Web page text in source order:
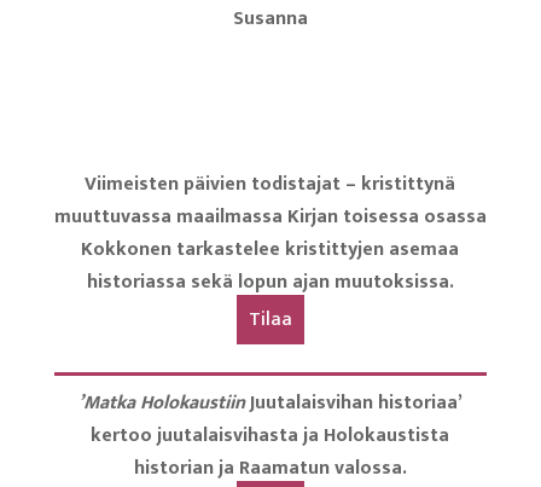
Susanna
Viimeisten päivien todistajat – kristittynä
muuttuvassa maailmassa Kirjan toisessa osassa
Kokkonen tarkastelee kristittyjen asemaa
historiassa sekä lopun ajan muutoksissa.
Tilaa
’Matka HolokaustiinJuutalaisvihan historiaa’
kertoo juutalaisvihasta ja Holokaustista
historian ja Raamatun valossa.